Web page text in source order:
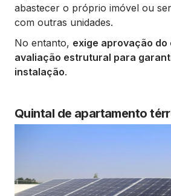
abastecer o próprio imóvel ou
com outras unidades.
No entanto, exige aprovação do
avaliação estrutural para
instalação.
Quintal de apartamento